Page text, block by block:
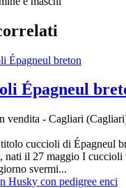
Épagneul
vendita - Cagliari
cuccioli di Épagneul
nati il 27 maggio I cuccioli
svermi...